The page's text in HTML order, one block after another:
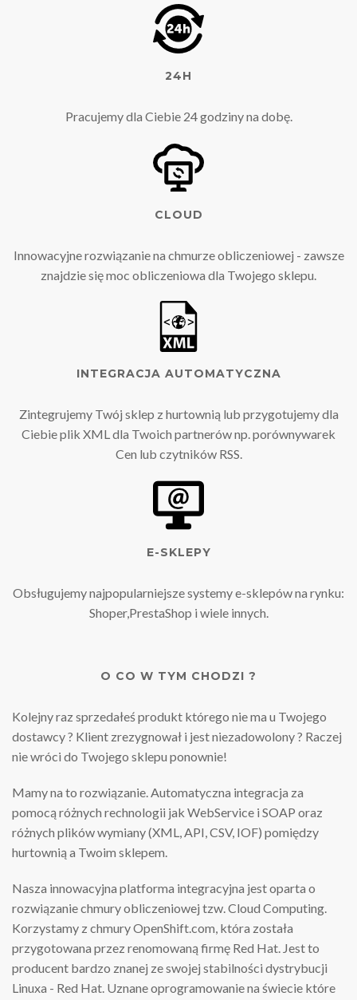
24H
Pracujemy dla Ciebie 24 godziny na dobę.
CLOUD
Innowacyjne rozwiązanie na chmurze obliczeniowej - zawsze
znajdzie się moc obliczeniowa dla Twojego sklepu.
INTEGRACJA AUTOMATYCZNA
Zintegrujemy Twój sklep z hurtownią lub przygotujemy dla
Ciebie plik XML dla Twoich partnerów np. porównywarek
Cen lub czytników RSS.
E-SKLEPY
Obsługujemy najpopularniejsze systemy e-sklepów na rynku:
Shoper,PrestaShop i wiele innych.
O CO W TYM CHODZI ?
Kolejny raz sprzedałeś produkt którego nie ma u Twojego
dostawcy ? Klient zrezygnował i jest niezadowolony ? Raczej
nie wróci do Twojego sklepu ponownie!
Mamy na to rozwiązanie. Automatyczna integracja za
pomocą różnych rechnologii jak WebService i SOAP oraz
różnych plików wymiany (XML, API, CSV, IOF) pomiędzy
hurtownią a Twoim sklepem.
Nasza innowacyjna platforma integracyjna jest oparta o
rozwiązanie chmury obliczeniowej tzw. Cloud Computing.
Korzystamy z chmury OpenShift.com, która została
przygotowana przez renomowaną firmę Red Hat. Jest to
producent bardzo znanej ze swojej stabilności dystrybucji
Linuxa - Red Hat. Uznane oprogramowanie na świecie które